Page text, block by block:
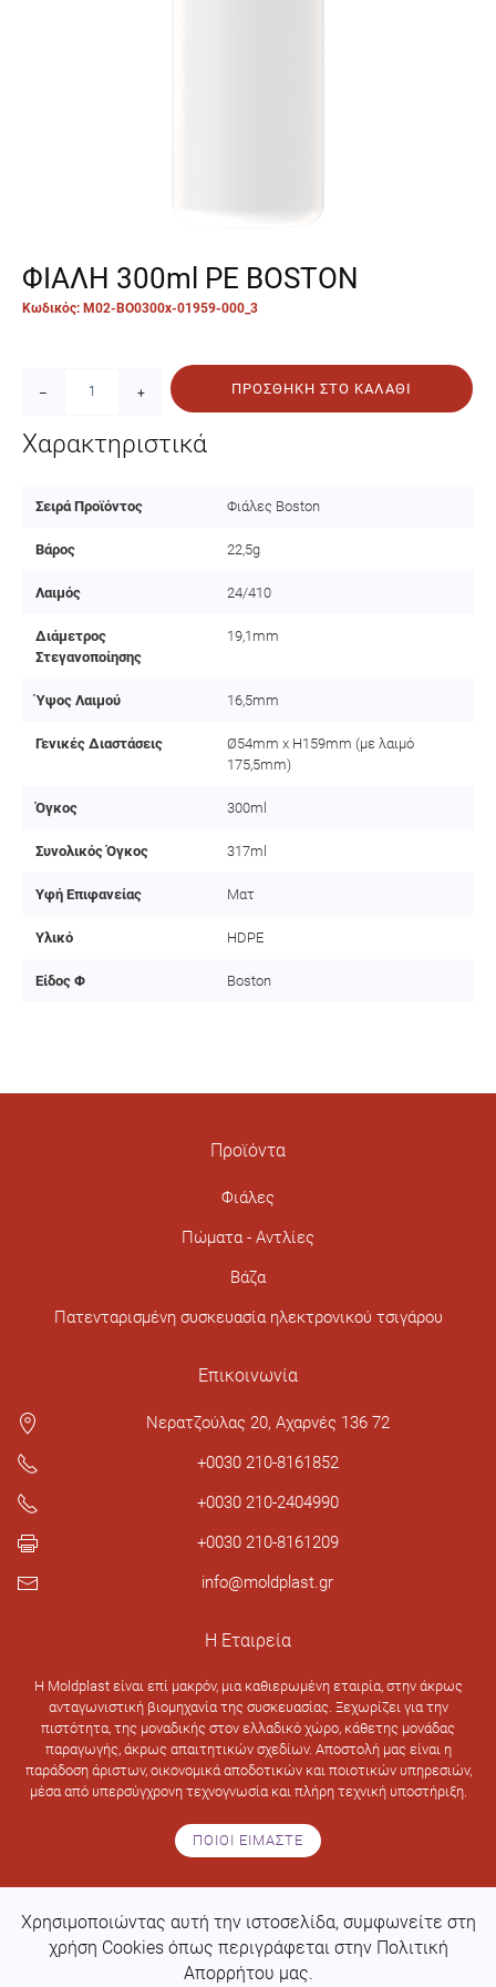
ΦΙΑΛΗ 300ml PE BOSTON
Κωδικός: M02-BO0300x-01959-000_3
– + ΠΡΟΣΘΉΚΗ ΣΤΟ ΚΑΛΆΘΙ
Χαρακτηριστικά
Σειρά Προϊόντος Φιάλες Boston
Βάρος 22,5g
Λαιμός 24/410
Διάμετρος
Στεγανοποίησης
19,1mm
Ύψος Λαιμού 16,5mm
Γενικές Διαστάσεις
Ø54mm x H159mm (με λαιμό
175,5mm)
Όγκος 300ml
Συνολικός Όγκος 317ml
Υφή Επιφανείας Ματ
Υλικό HDPE
Είδος Φ Boston
Προϊόντα
Φιάλες
Πώματα - Αντλίες
Βάζα
Πατενταρισμένη συσκευασία ηλεκτρονικού τσιγάρου
Επικοινωνία
Νερατζούλας 20, Αχαρνές 136 72
+0030 210-8161852
+0030 210-2404990
+0030 210-8161209
info@moldplast.gr
Η Εταιρεία
H Moldplast είναι επί μακρόν, μια καθιερωμένη εταιρία, στην άκρως
ανταγωνιστική βιομηχανία της συσκευασίας. Ξεχωρίζει για την
πιστότητα, της μοναδικής στον ελλαδικό χώρο, κάθετης μονάδας
παραγωγής, άκρως απαιτητικών σχεδίων. Αποστολή μας είναι η
παράδοση άριστων, οικονομικά αποδοτικών και ποιοτικών υπηρεσιών,
μέσα από υπερσύγχρονη τεχνογνωσία και πλήρη τεχνική υποστήριξη.
ΠΟΙΟΙ ΕΙΜΑΣΤΕ
Design & development by Web Intelligence
Χρησιμοποιώντας αυτή την ιστοσελίδα, συμφωνείτε στη
χρήση Cookies όπως περιγράφεται στην Πολιτική
Απορρήτου μας.